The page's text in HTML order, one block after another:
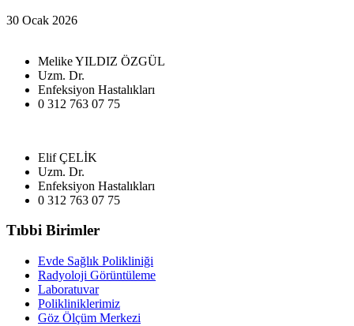
30 Ocak 2026
Melike YILDIZ ÖZGÜL
Uzm. Dr.
Enfeksiyon Hastalıkları
0 312 763 07 75
Elif ÇELİK
Uzm. Dr.
Enfeksiyon Hastalıkları
0 312 763 07 75
Tıbbi Birimler
Evde Sağlık Polikliniği
Radyoloji Görüntüleme
Laboratuvar
Polikliniklerimiz
Göz Ölçüm Merkezi